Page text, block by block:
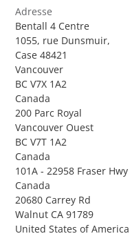
Adresse
Bentall 4 Centre
1055, rue Dunsmuir,
Case 48421
Vancouver
BC V7X 1A2
Canada
200 Parc Royal
Vancouver Ouest
BC V7T 1A2
Canada
101A - 22958 Fraser
Canada
20680 Carrey Rd
Walnut CA 91789
United States of America